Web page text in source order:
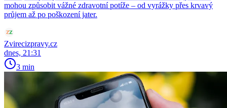
mohou způsobit vážné zdravotní potíže – od vyrážky přes krvavý
průjem až po poškození jater.
Zvirecizpravy.cz
dnes, 21:31
3 min